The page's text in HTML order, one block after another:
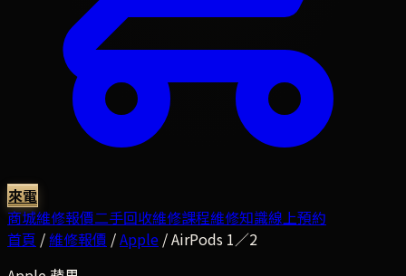
來電
商城維修報價二手回收維修課程維修知識線上預約
首頁 /維修報價 /Apple /AirPods 1／2